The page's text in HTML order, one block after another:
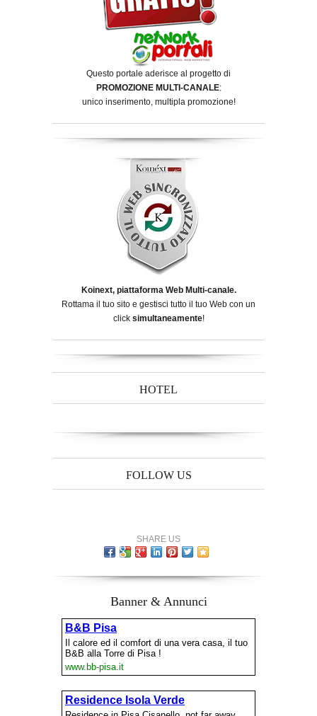
Questo portale aderisce al progetto di
PROMOZIONE MULTI-CANALE:
unico inserimento, multipla promozione!
Koinext, piattaforma Web Multi-canale.
Rottama il tuo sito e gestisci tutto il tuo Web con un
click simultaneamente!
HOTEL
FOLLOW US
SHARE US
Banner & Annunci